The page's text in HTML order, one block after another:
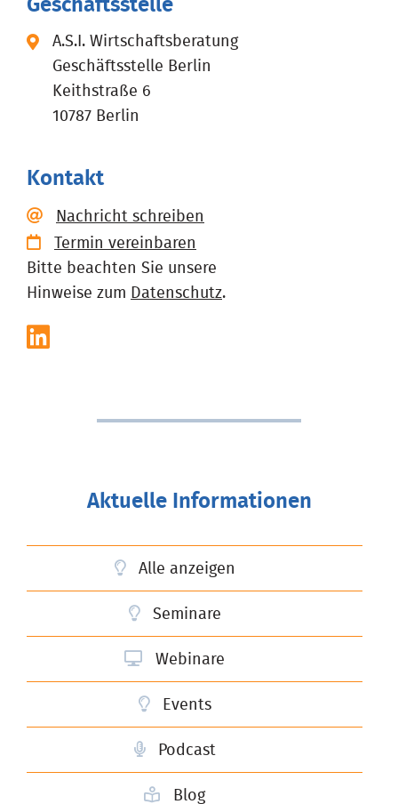
Geschäftsstelle
A.S.I. Wirtschaftsberatung
Geschäftsstelle Berlin
Keithstraße 6
10787 Berlin
Kontakt
Nachricht schreiben
Termin vereinbaren
Bitte beachten Sie unsere
Hinweise zum Datenschutz.
Aktuelle Informationen
Alle anzeigen
Seminare
Webinare
Events
Podcast
Blog